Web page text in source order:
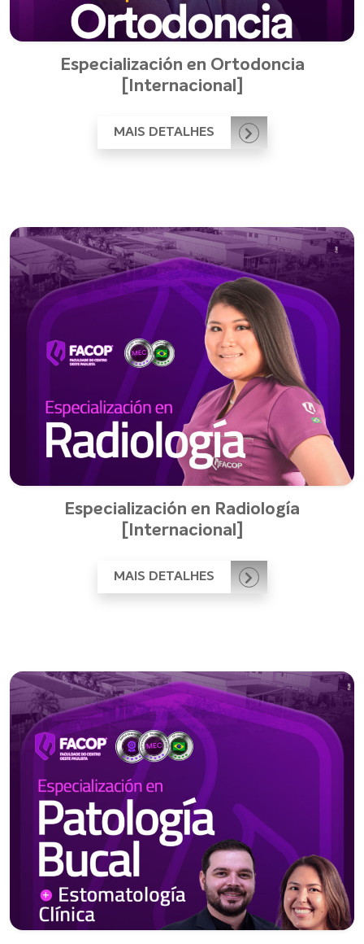
Especialización en Ortodoncia
[Internacional]
MAIS DETALHES
Especialización en Radiología
[Internacional]
MAIS DETALHES